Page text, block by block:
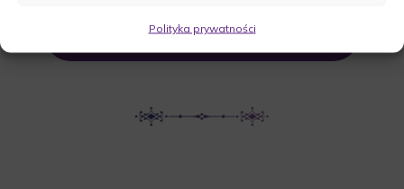
Polityka prywatności
POBIERZ POWIADOMIENIE SMS